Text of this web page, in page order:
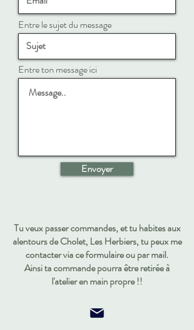
Entre le sujet du message
Entre ton message ici
Envoyer
Tu veux passer commandes, et tu habites aux
alentours de Cholet, Les Herbiers, tu peux me
contacter via ce formulaire ou par mail.
Ainsi ta commande pourra être retirée à
l'atelier en main propre !!